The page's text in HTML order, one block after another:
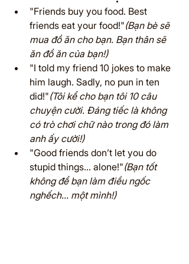
"Friends buy you food. Best
friends eat your food!"(Bạn bè sẽ
mua đồ ăn cho bạn. Bạn thân sẽ
ăn đồ ăn của bạn!)
"I told my friend 10 jokes to make
him laugh. Sadly, no pun in ten
did!"(Tôi kể cho bạn tôi 10 câu
chuyện cười. Đáng tiếc là không
có trò chơi chữ nào trong đó làm
anh ấy cười!)
"Good friends don’t let you do
stupid things… alone!"(Bạn tốt
không để bạn làm điều ngốc
nghếch… một mình!)